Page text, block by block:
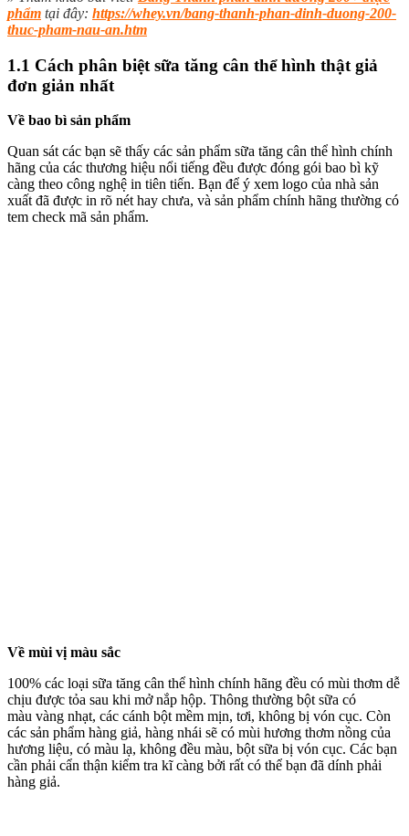
phẩm tại đây: https://whey.vn/bang-thanh-phan-dinh-duong-200-
thuc-pham-nau-an.htm
1.1 Cách phân biệt sữa tăng cân thể hình thật giả
đơn giản nhất
Về bao bì sản phẩm
Quan sát các bạn sẽ thấy các sản phẩm sữa tăng cân thể hình chính
hãng của các thương hiệu nổi tiếng đều được đóng gói bao bì kỹ
càng theo công nghệ in tiên tiến. Bạn để ý xem logo của nhà sản
xuất đã được in rõ nét hay chưa, và sản phẩm chính hãng thường có
tem check mã sản phẩm.
Về mùi vị màu sắc
100% các loại sữa tăng cân thể hình chính hãng đều có mùi thơm dễ
chịu được tỏa sau khi mở nắp hộp. Thông thường bột sữa có
màu vàng nhạt, các cánh bột mềm mịn, tơi, không bị vón cục. Còn
các sản phẩm hàng giả, hàng nhái sẽ có mùi hương thơm nồng của
hương liệu, có màu lạ, không đều màu, bột sữa bị vón cục. Các bạn
cần phải cẩn thận kiểm tra kĩ càng bởi rất có thể bạn đã dính phải
hàng giả.